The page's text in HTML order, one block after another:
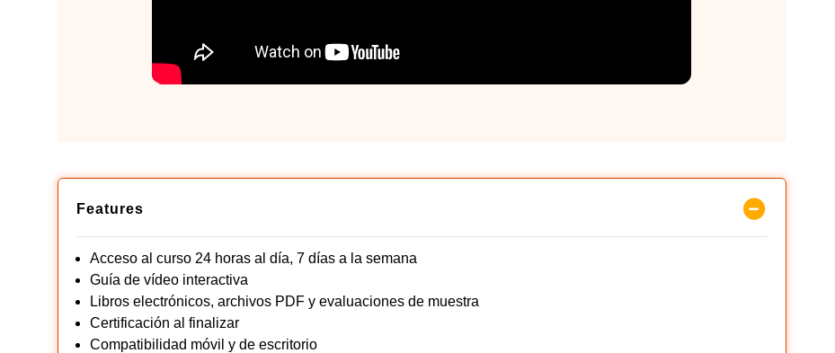
Features
Acceso al curso 24 horas al día, 7 días a la semana
Guía de vídeo interactiva
Libros electrónicos, archivos PDF y evaluaciones de muestra
Certificación al finalizar
Compatibilidad móvil y de escritorio